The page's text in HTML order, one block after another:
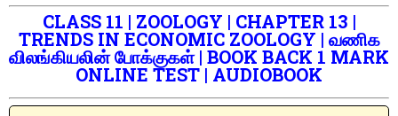
CLASS 11 | ZOOLOGY | CHAPTER 13 |
TRENDS IN ECONOMIC ZOOLOGY | வணிக
விலங்கியலின் போக்குகள் | BOOK BACK 1 MARK
ONLINE TEST | AUDIOBOOK